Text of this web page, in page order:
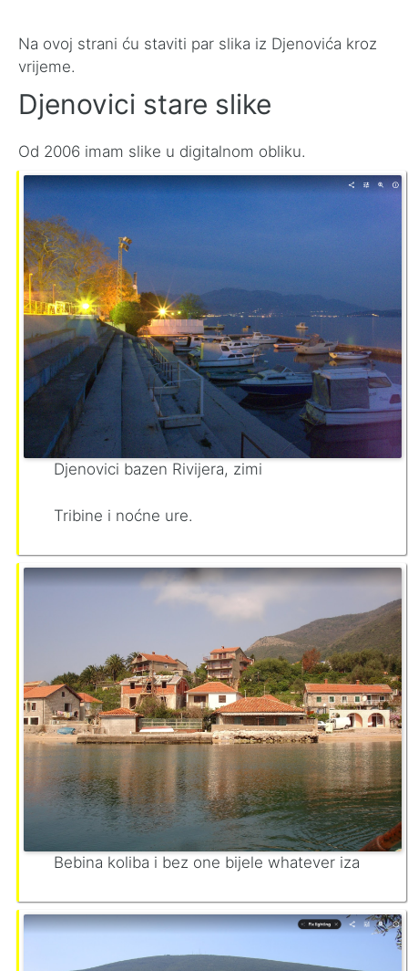
Na ovoj strani ću staviti par slika iz Djenovića kroz
vrijeme.
Djenovici stare slike
Od 2006 imam slike u digitalnom obliku.
Djenovici bazen Rivijera, zimi
Tribine i noćne ure.
Bebina koliba i bez one bijele whatever iza